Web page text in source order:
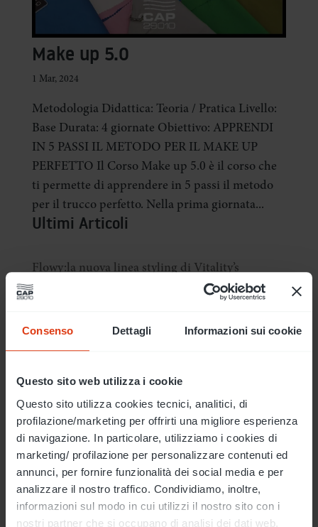
Consenso Dettagli Informazioni sui cookie
Questo sito web utilizza i cookie
Questo sito utilizza cookies tecnici, analitici, di
profilazione/marketing per offrirti una migliore esperienza
di navigazione. In particolare, utilizziamo i cookies di
marketing/ profilazione per personalizzare contenuti ed
annunci, per fornire funzionalità dei social media e per
analizzare il nostro traffico. Condividiamo, inoltre,
informazioni sul modo in cui utilizzi il nostro sito con i
nostri partner che si occupano di analisi dei dati web,
Make up 5.0
1 Mar, 2024
Metodologia Didattica: Teoria / Pratica Livello:
Base Durata: 4 giornate Obiettivo: APPRENDI
IN 5 PASSI IL METODO PER IL MAKE UP
PERFETTO Il Corso Make up 5.0 è il corso che
ti permette di apprendere in 5 passi il metodo
per il trucco perfetto. Nella prima giornata...
Ultimi Articoli
Flowy:la nuova linea styling di Vitality’s
Trend della formazione 2026: il futuro del
Colora la tua estate: Perché puntare sul colore è
Mix&Match: la colorazione trattante effetto
gloss di Vitality’s
Acido glicolico per capelli: il segreto per una
lucentezza estrema con la nuova linea Tahe
Argomenti